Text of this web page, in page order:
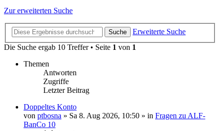
Zur erweiterten Suche
Suche
Erweiterte Suche
Die Suche ergab 10 Treffer • Seite 1 von 1
Themen
Antworten
Zugriffe
Letzter Beitrag
Doppeltes Konto
von ptbosna » Sa 8. Aug 2026, 10:50 » in Fragen zu ALF-
BanCo 10